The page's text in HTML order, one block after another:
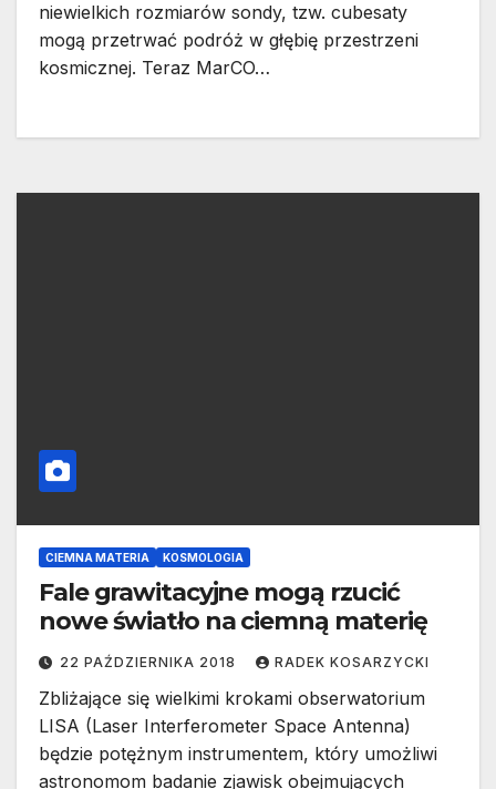
niewielkich rozmiarów sondy, tzw. cubesaty
mogą przetrwać podróż w głębię przestrzeni
kosmicznej. Teraz MarCO…
CIEMNA MATERIA KOSMOLOGIA
Fale grawitacyjne mogą rzucić
nowe światło na ciemną materię
22 PAŹDZIERNIKA 2018 RADEK KOSARZYCKI
Zbliżające się wielkimi krokami obserwatorium
LISA (Laser Interferometer Space Antenna)
będzie potężnym instrumentem, który umożliwi
astronomom badanie zjawisk obejmujących